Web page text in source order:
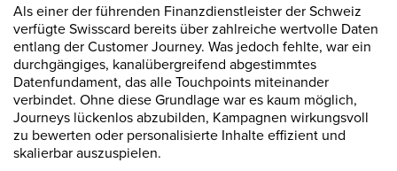
Als einer der führenden Finanzdienstleister der Schweiz
verfügte Swisscard bereits über zahlreiche wertvolle Daten
entlang der Customer Journey. Was jedoch fehlte, war ein
durchgängiges, kanalübergreifend abgestimmtes
Datenfundament, das alle Touchpoints miteinander
verbindet. Ohne diese Grundlage war es kaum möglich,
Journeys lückenlos abzubilden, Kampagnen wirkungsvoll
zu bewerten oder personalisierte Inhalte effizient und
skalierbar auszuspielen.